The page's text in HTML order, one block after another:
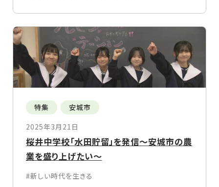
特集
安城市
2025年3月21日
桜井中学校「水田貯留」を発信～安城市の農
業を盛り上げたい～
#新しい時代を生きる